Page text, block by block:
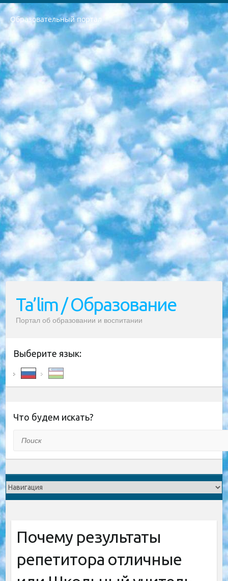
Образовательный портал
РЕСПУБЛИКА УЗБЕКИСТАН МИНИСТРЕРСТВО ДОШКОЛЬНОГО И ШКОЛЬНОГО ОБРАЗОВАНИЯ КОМАНДА в общеобразовательных учреждениях в 2023-2024 учебном году организация и проведение итоговой государственной аттестации обучающихся о Министра дошкольного и школьного образования Республики Узбекистан от 4 марта 2008 года (постановлением Минюста от 20 марта 2008 года № 1778 государственной регистрации) «Итоговое состояние учащихся общего среднего образования на основании положения об утверждении положения об аттестации общего среднего образования выпускной экзамен студентов в образовательных учреждениях в 2023-2024 учебном году В целях организации и прохождения аттестации приказываю: 1. Следующее: перечень предметов, по которым будет проводиться итоговая государственная аттестация и экзамен формы перевода согласно приложению 1; сертификаты международного образца, оценивающие уровень владения иностранными языками перечень согласно приложению 2; 2. Педагогический при специализированных образовательных учреждениях. научно-практический центр квалификации и международной оценки (Д.Давидова) 2024 г. До 25 марта: задания по предметам, по которым будет проводиться итоговая аттестация разработка и утверждение технических условий; итоговая аттестация на основании разработанного предметного задания разработка вопросов по предметам (устно и письменно), экзамен передача; общеобразовательные средние школы и специальные учебные заведения учащиеся выпускных классов школ и интернатов в агентской системе подготовка базы данных экзаменационных материалов и критериев оценки; перевод базы экзаменационных материалов на все языки обучения подать в Республиканский образовательный центр для изготовления; варианты экзаменов на основе разработанных контрольных материалов пусть будут поставлены задачи формирования. 3. Республиканский образовательный центр (Ш.Худайкулов) до 5 апреля 2024 года. до: база данных предоставленных экзаменационных материалов на все языки обучения перевод и экспертиза; для слепых, слабовидящих, глухих, слабослышащих и умственно отсталых детей учащиеся выпускных классов специализированных школ и школ-интернатов база данных экзаменационных материалов на всех преподаваемых языках подготовка критериев оценки; специализированные школы для умственно отсталых детей и технологии для учащихся выпускных классов школ-интернатов разработка соответствующих рекомендаций и критериев проведения ЕГЭ по естествознанию давать задания. 4. Педагогический при специализированных образовательных учреждениях. Научно-практический центр навыков и международной оценки (Д.Давидова), Республика образовательный центр (Худайкулов Ш.) итоговый государственный аттестационный экзамен ориентирован на творческое и логическое мышление при подготовке базы материалов учитывать введение заданий. 5. Следует отметить, что: сертификат государственного образца о знании общеобразовательного предмета и как минимум национальный уровень B1 по предметам на иностранных языках, указанным в Приложении 2. или международно признанный сертификат эквивалентного уровня студенты, изучающие определенный предмет, освобождаются от экзамена; по соответствующим предметам запланирована итоговая государственная аттестация за день до дня, путем жеребьевки Рабочей группой (в письменной форме по предметам, проводимым в форме) из числа сформированных вариантов выбрано 2 варианта; 2 выбранных варианта экзамена анонсированы на официальном сайте министерства и все выпускники по всей стране на основе этих вариантов проводит итоговую государственную аттестацию. 6. Государственное образование учащихся средних общеобразовательных учреждений. знания в соответствии с квалификационными требованиями, которые необходимо приобрести на основании стандартов итоговый (выпускной) контроль для 9 и 11 классов в целях тестирования Экзамены (далее – экзамены) состоят из предметов, перечисленных в приложении 1. будет сделано. 7. Экзамены пройдут с 26 мая по 15 июня 2024 г. (кроме науки физического воспитания). 8. Физическая для учащихся 9 классов общесредних образовательных учреждений. Экзамены по предмету «Образование, квалификация медицина» 1-6 мая 2024 года. сотрудники перевести под присмотр (с отклонениями в физическом или умственном развитии) специализированная школа для детей, школы-интернаты и со сколиозом школы-интернаты санаторного типа для больных детей исключены). 9. Он был слепым, слабовидящим и имел нарушения опорно-двигательного аппарата. экзамены в специализированных школах и интернатах для детей должны проводиться исходя из требований, предъявляемых к общеобразовательным учреждениям (физкультура кроме науки). 10. Специализированная школа для глухих и слабослышащих детей. и экзамены в интернатах и быть реализован в виде письменного теста по математике. 11. Специальность для умственно отсталых детей. Для 9 класса Родной язык и литературное письмо Государственный язык (язык обучения – узбекский). для неклассов) написано Математическое письмо Письменная/устная история Узбекистана Физическое воспитание практично Итоговый контроль Для 11 класса Написание родного языка и литературы (эссе) Математическое письмо Узбекский язык (обучение на узбекском языке) не посещающее общее среднее образование для учреждений)/Образовательное учреждение выбор письменный и устный Иностранный язык письменный/устный Письменная/устная история Узбекистана *По выбору студента:  Химия  Физика  Основы государственного права  География 10 бесплатных образовательных ресурсов - Мы составили подборку онлайн-проектов с интерактивными упражнениями, видеолекциями и статьями. Они помогут вам обрести новые и освежить старые знания бесплатно. 1. «ИНТУИТ» Старейшая образовательная площадка Рунета. Здесь вы найдёте сотни текстовых и видеокурсов на десятки различных тем — от программирования до психологии. Многие курсы подготовлены российскими университетами и крупными международными компаниями вроде Intel и Microsoft. Самостоятельное обучение бесплатное, но желающие могут оплатить услуги персональных наставников. 2. «Смартия» знакомит с актуальными профессиями и подсказывает, как им обучаться. Выбрав заинтересовавшую вас специальность — SMM-специалист, фотограф, веб-дизайнер или другую, — увидите список необходимых для неё умений. Чтобы вы могли освоить их самостоятельно, для каждого умения площадка отображает подборку ссылок на учебные материалы. Хотя «Смартия» ориентируется на русскоязычную аудиторию, часть контента всё же доступна только на английском. 3. «Лекторий Физтеха» Проект Московского физико-технического института (Физтеха). С его помощью вы можете смотреть онлайн серии лекций, записанные на видео в этом вузе. В числе доступных предметов — физика, биология, химия, информационные технологии и другие. К некоторым лекциям администрация ресурса прилагает готовые конспекты, которые можно скачивать в PDF-формате. 4. ITMOcourses Онлайн-площадка Санкт-Петербургского национального исследовательского университета информационных технологий, механики и оптики (ИТМО). Ресурс предоставляет свободный доступ к курсам, разработанным в этом вузе. Каталог материалов разбит на четыре категории: «Оптические системы и технологии», «Приборостроение и робототехника», «Информационные технологии» и «Биотехнологии». Курсы состоят из видеолекций, интерактивных демонстраций и заданий. 5. «КиберЛенинка» Электронная научная библиотека открытого доступа. Каталог площадки регулярно обрастает текстами статей из различных научных изданий. Сгруппированные по журналам и рубрикам публикации можно читать онлайн или скачивать целиком в PDF-формате. Проект нацелен на популяризацию науки за счёт открытого доступа к качественной информации. 6. «ПостНаука» На этом ресурсе публикуют подборки видеолекций, составленные экспертами из разных отраслей и объединённые общими темами. Среди них, к примеру, есть серии «Биоинформатика и геномика», «Культура средневековой Скандинавии» и Cinema Studies о теории кино. Каждая подборка лекций — логически связанная история, рассказанная экспертом от первого лица. Кроме того, на сайте появляются научно-образовательные статьи и тесты на разные темы. 7. «Newочём» Команда проекта «Newочём» отбирает самые интересные тексты из англоязычных СМИ и переводит те из них, за которые голосуют участники сообщества «ВКонтакте». По большей части это научно-популярные статьи. Редакторы придумывают лишь заголовки, в остальном содержание переводов соответствует оригиналам. Полные тексты можно читать прямо в социальной сети. 8. InternetUrok Онлайн-база материалов по основным дисциплинам школьной программы. Информация на сайте структурирована по классам, предметам и темам (урокам). Каждый урок состоит из видеолекций и конспектов. Есть также интерактивные тренажёры и тесты для закрепления пройденного материала. Даже если вы давно окончили школу, возможность повторить программу старших классов всегда может пригодиться. 9. Edutainme Ещё один ресурс об образовании. В отличие от Newtonew, как мне кажется, Edutainme больше ориентируется на представителей индустрии: педагогов, предпринимателей, разработчиков образовательных проектов. Но и любой, кто просто стремится к саморазвитию, найдёт на сайте много полезного и интересного для себя. Например, информацию о новых курсах и образовательных сервисах. 10. Newtonew Онлайн-медиа об образовании и обучении в широком смысле. Авторы Newtonew пишут об инструментах, заведениях, тактиках и стратегиях, которые помогают учить других и получать новые знания самостоятельно. На этой площадке вы найдёте новости, обзоры, аналитические мат
Ta’lim / Образование
Портал об образовании и воспитании
Выберите язык:
Что будем искать?
Почему результаты
репетитора отличные